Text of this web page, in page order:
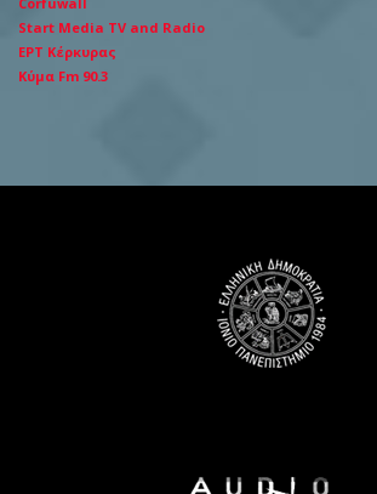
Start Media TV and Radio
ΕΡΤ Κέρκυρας
Κύμα Fm 90.3